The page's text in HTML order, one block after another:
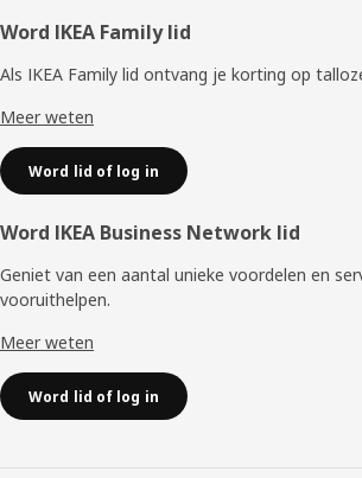
Voettekst
Word IKEA Family lid
Als IKEA Family lid ontvang je korting op
Meer weten
Word lid of log in
Word IKEA Business Network lid
Geniet van een aantal unieke voordelen en
vooruithelpen. ​
Meer weten
Word lid of log in